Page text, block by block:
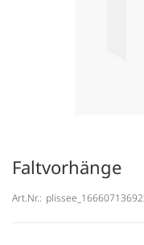
Faltvorhänge
Art.Nr.: